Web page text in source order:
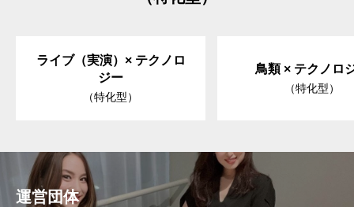
ライブ（実演）× テクノロ
ジー
（特化型）
鳥類 × テクノロ
（特化型）
運営団体